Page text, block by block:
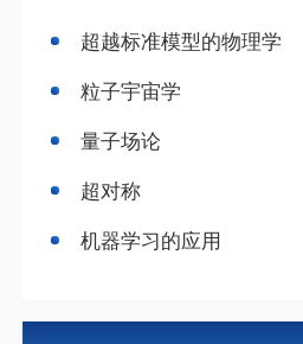
超越标准模型的物理学
粒子宇宙学
量子场论
超对称
机器学习的应用